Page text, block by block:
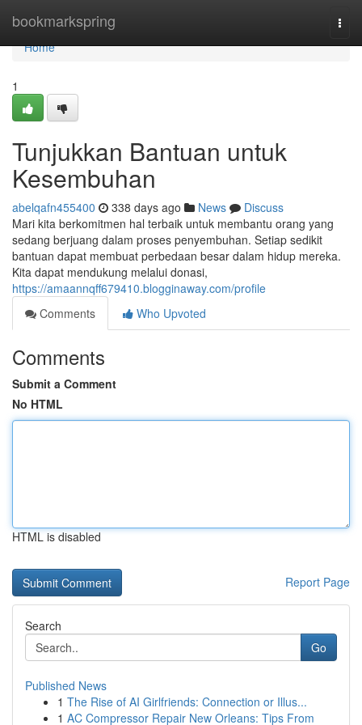
bookmarkspring
Home
Home
1
Tunjukkan Bantuan untuk
Kesembuhan
abelqafn455400 338 days ago News
Discuss
Mari kita berkomitmen hal terbaik untuk membantu orang yang
sedang berjuang dalam proses penyembuhan. Setiap sedikit
bantuan dapat membuat perbedaan besar dalam hidup mereka.
Kita dapat mendukung melalui donasi,
https://amaannqff679410.blogginaway.com/profile
Comments
Who Upvoted
Comments
Submit a Comment
No HTML
HTML is disabled
Report Page
Search
Go
Published News
1 The Rise of AI Girlfriends: Connection or Illus...
1 AC Compressor Repair New Orleans: Tips From